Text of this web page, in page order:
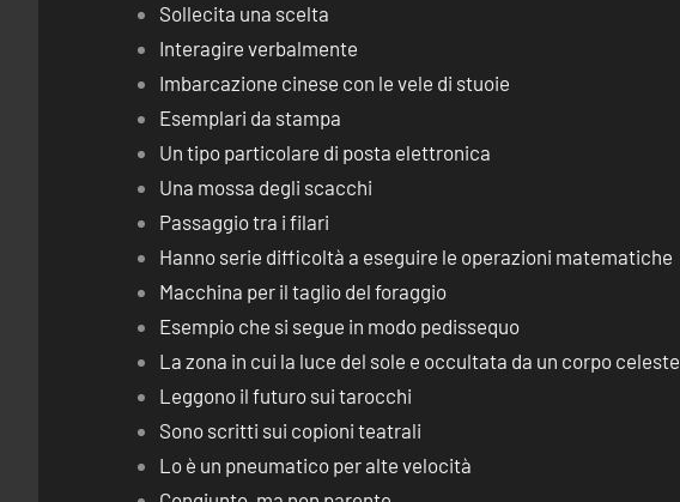
Sollecita una scelta
Interagire verbalmente
Imbarcazione cinese con le vele di stuoie
Esemplari da stampa
Un tipo particolare di posta elettronica
Una mossa degli scacchi
Passaggio tra i filari
Hanno serie difficoltà a eseguire le operazioni matematiche
Macchina per il taglio del foraggio
Esempio che si segue in modo pedissequo
La zona in cui la luce del sole e occultata da un corpo celeste
Leggono il futuro sui tarocchi
Sono scritti sui copioni teatrali
Lo è un pneumatico per alte velocità